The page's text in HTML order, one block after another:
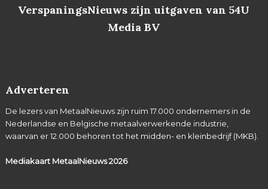
VerspaningsNieuws zijn uitgaven van 54U
Media BV
Adverteren
De lezers van MetaalNieuws zijn ruim 17.000 ondernemers in de
Nederlandse en Belgische metaalverwerkende industrie,
waarvan er 12.000 behoren tot het midden- en kleinbedrijf (MKB).
Mediakaart MetaalNieuws2026